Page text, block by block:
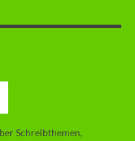
Schreibthemen,